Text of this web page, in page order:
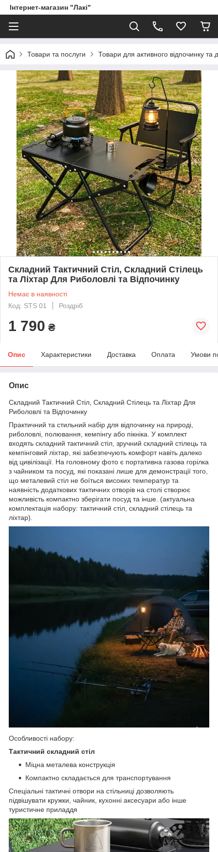
Інтернет-магазин "Лакі"
Товари та послуги Товари для активного відпочинку та
Складний Тактичний Стіл, Складний Стілець
та Ліхтар Для Риболовлі та Відпочинку
Немає в наявності
Код: STS 01
Роздріб
1 790 ₴
Опис Характеристики Доставка Оплата Умови
Опис
Складний Тактичний Стіл, Складний Стілець та Ліхтар Для
Риболовлі та Відпочинку
Практичний та стильний набір для відпочинку на природі,
риболовлі, полювання, кемпінгу або пікніка. У комплект
входять складний тактичний стіл, зручний складний стілець та
кемпінговий ліхтар, які забезпечують комфорт навіть далеко
від цивілізації. На головному фото є портативна газова горілка
з чайником та посуд, які показані лише для демонстрації того,
що металевий стіл не боїться високих температур та
наявність додаткових тактичних отворів на столі створює
можливість компактно зберігати посуд та інше. (актуальна
комплектація набору: тактичний стіл, складний стілець та
ліхтар).
Особливості набору:
Тактичний складний стіл
Міцна металева конструкція
Компактно складається для транспортування
Спеціальні тактичні отвори на стільниці дозволяють
підвішувати кружки, чайник, кухонні аксесуари або інше
туристичне приладдя